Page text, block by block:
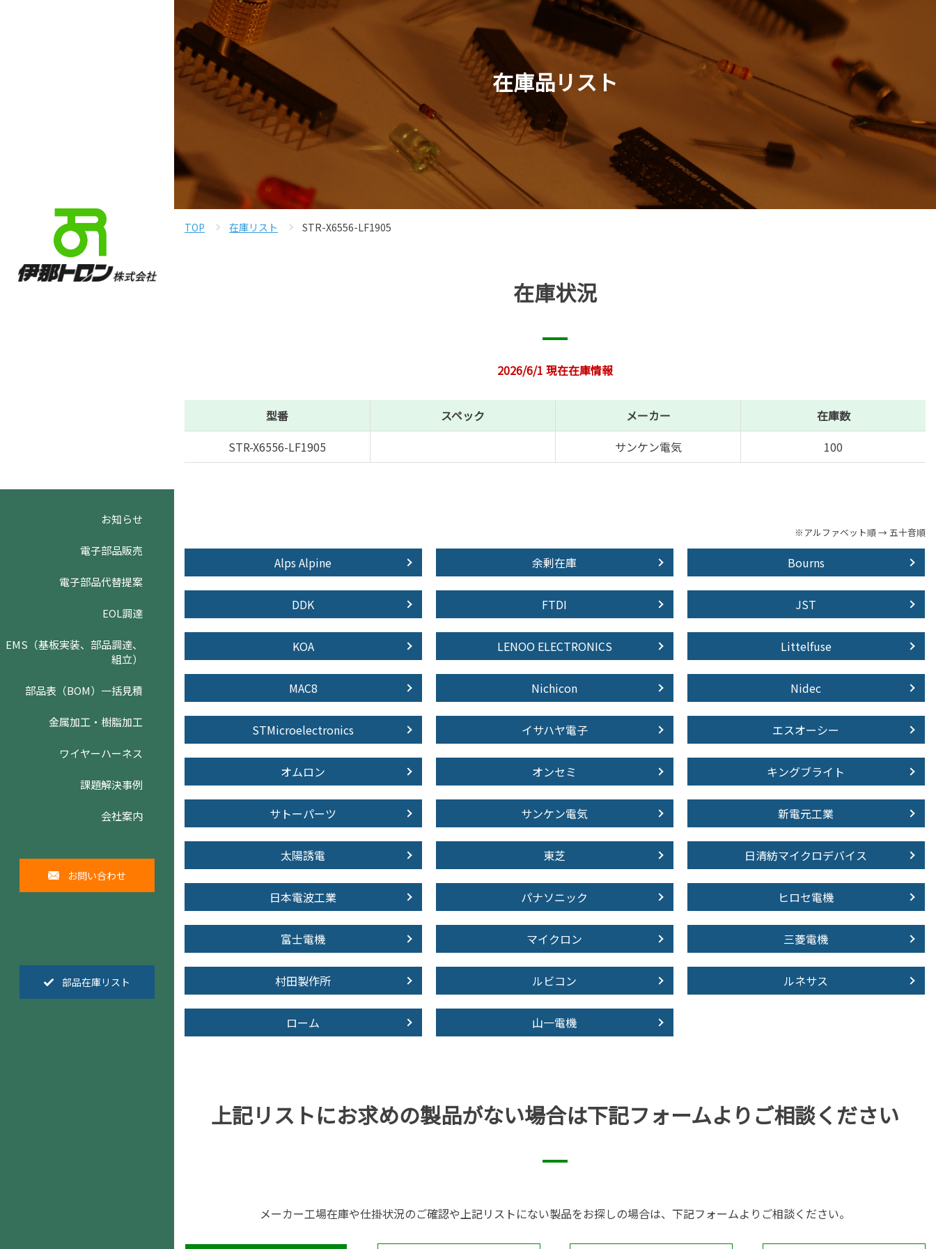
お知らせ
電子部品販売
電子部品代替提案
EOL調達
EMS（基板実装、部品調達、
組立）
部品表（BOM）一括見積
金属加工・樹脂加工
ワイヤーハーネス
課題解決事例
会社案内
お問い合わせ
部品在庫リスト
在庫品リスト
TOP 在庫リスト STR-X6556-LF1905
在庫状況
2026/6/1 現在在庫情報
型番 スペック メーカー
在庫数
STR-X6556-LF1905
サンケン電気 100
※アルファベット順 → 五十音順
Alps Alpine 余剰在庫 Bourns
DDK FTDI JST
KOA LENOO ELECTRONICS Littelfuse
MAC8 Nichicon Nidec
STMicroelectronics イサハヤ電子 エスオーシー
オムロン オンセミ キングブライト
サトーパーツ サンケン電気 新電元工業
太陽誘電 東芝 日清紡マイクロデバイス
日本電波工業 パナソニック ヒロセ電機
富士電機 マイクロン 三菱電機
村田製作所 ルビコン ルネサス
ローム 山一電機
上記リストにお求めの製品がない場合は下記フォームよりご相談ください
メーカー工場在庫や仕掛状況のご確認や上記リストにない製品をお探しの場合は、下記フォームよりご相談ください。